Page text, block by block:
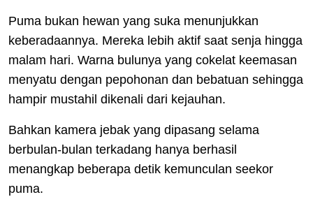
Puma bukan hewan yang suka menunjukkan
keberadaannya. Mereka lebih aktif saat senja hingga
malam hari. Warna bulunya yang cokelat keemasan
menyatu dengan pepohonan dan bebatuan sehingga
hampir mustahil dikenali dari kejauhan.
Bahkan kamera jebak yang dipasang selama
berbulan-bulan terkadang hanya berhasil
menangkap beberapa detik kemunculan seekor
puma.